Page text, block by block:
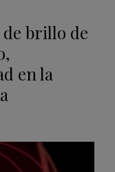
brillo de
en la